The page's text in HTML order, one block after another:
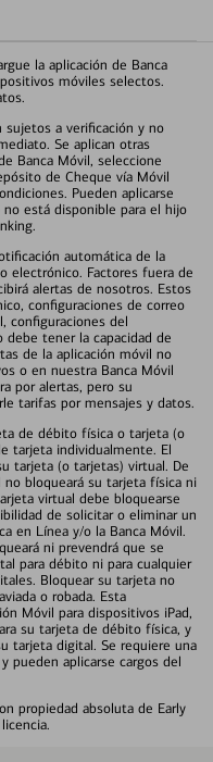
la aplicación de Banca
móviles selectos.
a verificación y no
Se aplican otras
Banca Móvil, seleccione
de Cheque vía Móvil
Pueden aplicarse
está disponible para el hijo
automática de la
electrónico. Factores fuera de
alertas de nosotros. Estos
configuraciones de correo
configuraciones del
tener la capacidad de
de la aplicación móvil no
o en nuestra Banca Móvil
por alertas, pero su
tarifas por mensajes y datos.
de débito física o tarjeta (o
tarjeta individualmente. El
tarjeta (o tarjetas) virtual. De
bloqueará su tarjeta física ni
virtual debe bloquearse
de solicitar o eliminar un
en Línea y/o la Banca Móvil.
ni prevendrá que se
para débito ni para cualquier
Bloquear su tarjeta no
o robada. Esta
Móvil para dispositivos iPad,
su tarjeta de débito física, y
tarjeta digital. Se requiere una
pueden aplicarse cargos del
propiedad absoluta de Early